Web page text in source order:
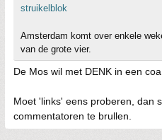
struikelblok
Amsterdam komt over enkele
van de grote vier.
De Mos wil met DENK in een
Moet 'links' eens proberen, dan
commentatoren te brullen.